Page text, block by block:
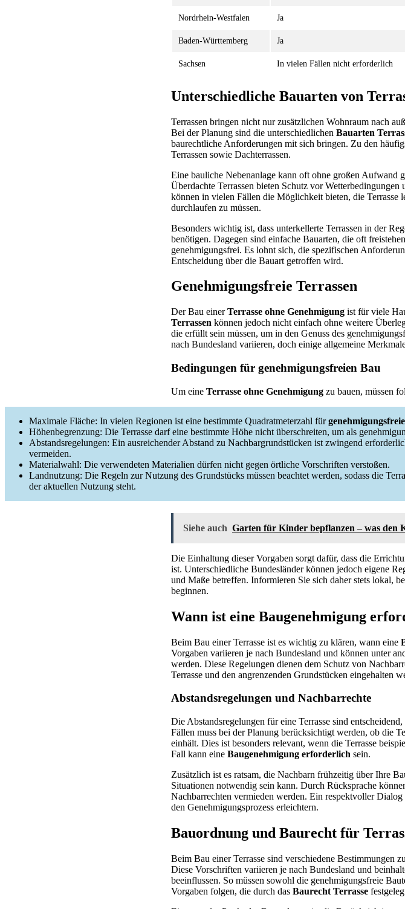
Nordrhein-Westfalen Ja
Baden-Württemberg Ja
Sachsen In vielen Fällen nicht erforderlich
Unterschiedliche Bauarten von
Terrassen bringen nicht nur zusätzlichen Wohnraum nach
Bei der Planung sind die unterschiedlichen Bauarten
baurechtliche Anforderungen mit sich bringen. Zu den
Terrassen sowie Dachterrassen.
Eine bauliche Nebenanlage kann oft ohne großen Aufwand
Überdachte Terrassen bieten Schutz vor
können in vielen Fällen die Möglichkeit bieten, die Terrasse
durchlaufen zu müssen.
Besonders wichtig ist, dass unterkellerte Terrassen in der
benötigen. Dagegen sind einfache Bauarten, die oft
genehmigungsfrei. Es lohnt sich, die spezifischen
Entscheidung über die Bauart getroffen wird.
Genehmigungsfreie Terrassen
Der Bau einerTerrasse ohne Genehmigung ist für viele
Terrassen können jedoch nicht einfach ohne weitere
die erfüllt sein müssen, um in den Genuss des
nach Bundesland variieren, doch einige allgemeine
Bedingungen für genehmigungsfreien Bau
Um eine Terrasse ohne Genehmigung zu bauen, müssen
Maximale Fläche: In vielen Regionen ist eine bestimmte Quadratmeterzahl für
Höhenbegrenzung: Die Terrasse darf eine bestimmte Höhe nicht überschreiten, um als
Abstandsregelungen: Ein ausreichender Abstand zu Nachbargrundstücken ist zwingend
vermeiden.
Materialwahl: Die verwendeten Materialien dürfen nicht gegen örtliche Vorschriften verstoßen.
Landnutzung: Die Regeln zur Nutzung des Grundstücks müssen beachtet werden, sodass die
der aktuellen Nutzung steht.
Siehe auch Garten für Kinder bepflanzen – was den
Die Einhaltung dieser Vorgaben sorgt dafür, dass die
ist. Unterschiedliche Bundesländer können jedoch eigene
und Maße betreffen. Informieren Sie sich daher stets lokal,
beginnen.
Wann ist eine Baugenehmigung
Beim Bau einer Terrasse ist es wichtig zu klären, wann eine
Vorgaben variieren je nach Bundesland und können unter
werden. Diese Regelungen dienen dem Schutz von
Terrasse und den angrenzenden Grundstücken eingehalten
Abstandsregelungen und Nachbarrechte
Die Abstandsregelungen für eine Terrasse sind
Fällen muss bei der Planung berücksichtigt werden, ob die
einhält. Dies ist besonders relevant, wenn die Terrasse
Fall kann eine Baugenehmigung erforderlich sein.
Zusätzlich ist es ratsam, die Nachbarn frühzeitig über Ihre
Situationen notwendig sein kann. Durch Rücksprache
Nachbarrechten vermieden werden. Ein respektvoller
den Genehmigungsprozess erleichtern.
Bauordnung und Baurecht für
Beim Bau einer Terrasse sind verschiedene Bestimmungen
Diese Vorschriften variieren je nach Bundesland und
beeinflussen. So müssen sowohl die genehmigungsfreie
Vorgaben folgen, die durch das Baurecht Terrasse